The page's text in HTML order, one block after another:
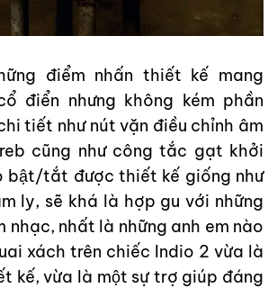
điểm nhấn thiết kế mang
điển nhưng không kém phần
tiết như nút vặn điều chỉnh âm
cũng như công tắc gạt khởi
bật/tắt được thiết kế giống như
ly, sẽ khá là hợp gu với những
nhạc, nhất là những anh em nào
xách trên chiếc Indio 2 vừa là
kế, vừa là một sự trợ giúp đáng